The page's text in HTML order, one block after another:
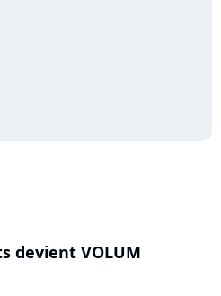
devient VOLUM